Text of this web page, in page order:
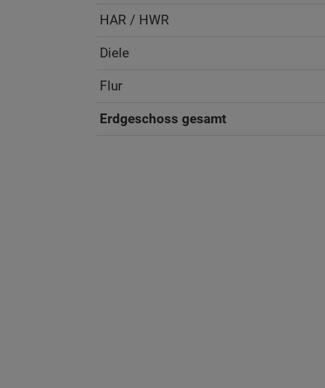
HAR / HWR
Diele
Flur
Erdgeschoss gesamt